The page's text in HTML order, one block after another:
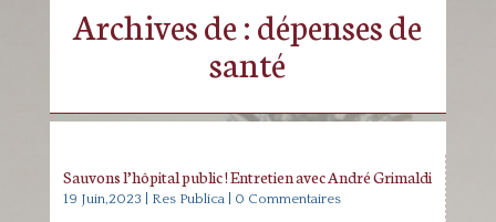
Archives de : dépenses de
santé
Sauvons l’hôpital public ! Entretien avec André Grimaldi
19 Juin,2023 Res Publica| 0 Commentaires